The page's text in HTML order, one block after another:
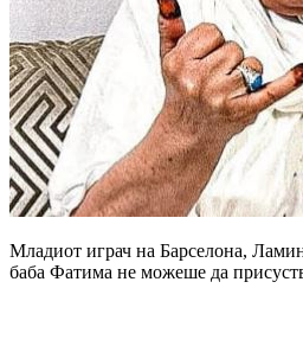
Младиот играч на Барселона,
баба Фатима не можеше да